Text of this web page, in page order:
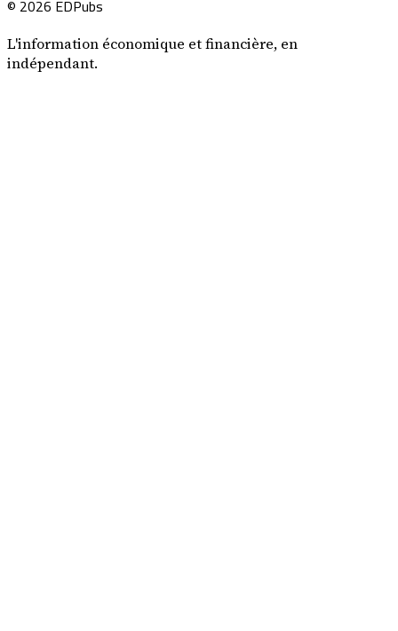
© 2026 EDPubs
L'information économique et financière, en
indépendant.